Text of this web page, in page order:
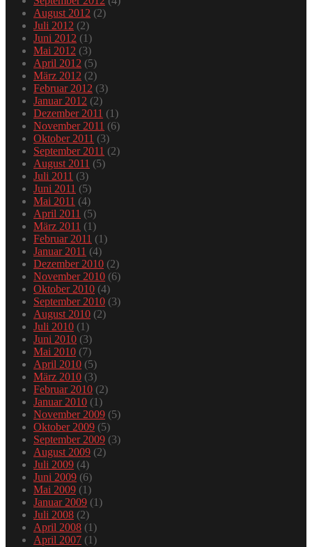
August 2012 (2)
Juli 2012 (2)
Juni 2012 (1)
Mai 2012 (3)
April 2012 (5)
März 2012 (2)
Februar 2012 (3)
Januar 2012 (2)
Dezember 2011 (1)
November 2011 (6)
Oktober 2011 (3)
September 2011 (2)
August 2011 (5)
Juli 2011 (3)
Juni 2011 (5)
Mai 2011 (4)
April 2011 (5)
März 2011 (1)
Februar 2011 (1)
Januar 2011 (4)
Dezember 2010 (2)
November 2010 (6)
Oktober 2010 (4)
September 2010 (3)
August 2010 (2)
Juli 2010 (1)
Juni 2010 (3)
Mai 2010 (7)
April 2010 (5)
März 2010 (3)
Februar 2010 (2)
Januar 2010 (1)
November 2009 (5)
Oktober 2009 (5)
September 2009 (3)
August 2009 (2)
Juli 2009 (4)
Juni 2009 (6)
Mai 2009 (1)
Januar 2009 (1)
Juli 2008 (2)
April 2008 (1)
April 2007 (1)